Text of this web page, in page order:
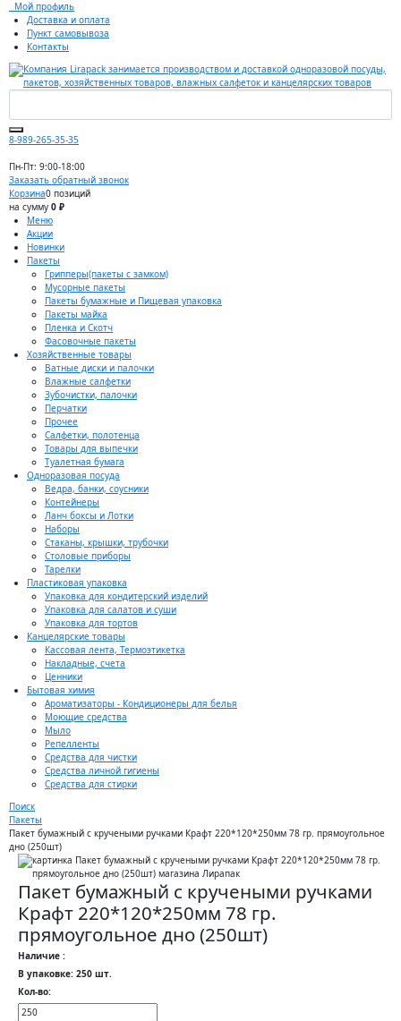
Мой профиль
Доставка и оплата
Пункт самовывоза
Контакты
8-989-265-35-35
Пн-Пт: 9:00-18:00
Заказать обратный звонок
Корзина0 позиций
на сумму 0 ₽
Меню
Акции
Новинки
Пакеты
Грипперы(пакеты с замком)
Мусорные пакеты
Пакеты бумажные и Пищевая упаковка
Пакеты майка
Пленка и Скотч
Фасовочные пакеты
Хозяйственные товары
Ватные диски и палочки
Влажные салфетки
Зубочистки, палочки
Перчатки
Прочее
Салфетки, полотенца
Товары для выпечки
Туалетная бумага
Одноразовая посуда
Ведра, банки, соусники
Контейнеры
Ланч боксы и Лотки
Наборы
Стаканы, крышки, трубочки
Столовые приборы
Тарелки
Пластиковая упаковка
Упаковка для кондитерский изделий
Упаковка для салатов и суши
Упаковка для тортов
Канцелярские товары
Кассовая лента, Термоэтикетка
Накладные, счета
Ценники
Бытовая химия
Ароматизаторы - Кондиционеры для белья
Моющие средства
Мыло
Репелленты
Средства для чистки
Средства личной гигиены
Средства для стирки
Поиск
Пакеты
Пакет бумажный с кручеными ручками Крафт 220*120*250мм 78 гр. прямоугольное
дно (250шт)
Пакет бумажный с кручеными ручками
Крафт 220*120*250мм 78 гр.
прямоугольное дно (250шт)
Наличие :
В упаковке: 250 шт.
Кол-во: